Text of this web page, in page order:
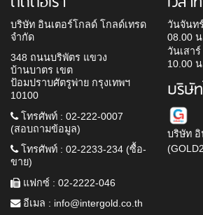
บริษัท อินเตอร์โกลด์ โกลด์เทรด
จำกัด
348 ถนนบริพัตร แขวง
บ้านบาตร เขต
ป้อมปราบศัตรูพ่าย กรุงเทพฯ
10100
โทรศัพท์ : 02-222-0007
(สอบถามข้อมูล)
โทรศัพท์ : 02-2233-234 (ซื้อ-
ขาย)
แฟกซ์ : 02-2222-046
อีเมล : info@intergold.co.th
วันจันท
08.00
วันเสาร์
10.00
บริษั
บริษัท อิ